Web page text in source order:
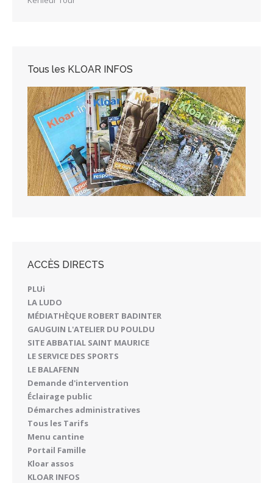
Tous les KLOAR INFOS
ACCÈS DIRECTS
PLUi
LA LUDO
MÉDIATHÈQUE ROBERT BADINTER
GAUGUIN L'ATELIER DU POULDU
SITE ABBATIAL SAINT MAURICE
LE SERVICE DES SPORTS
LE BALAFENN
Demande d'intervention
Éclairage public
Démarches administratives
Tous les Tarifs
Menu cantine
Portail Famille
Kloar assos
KLOAR INFOS